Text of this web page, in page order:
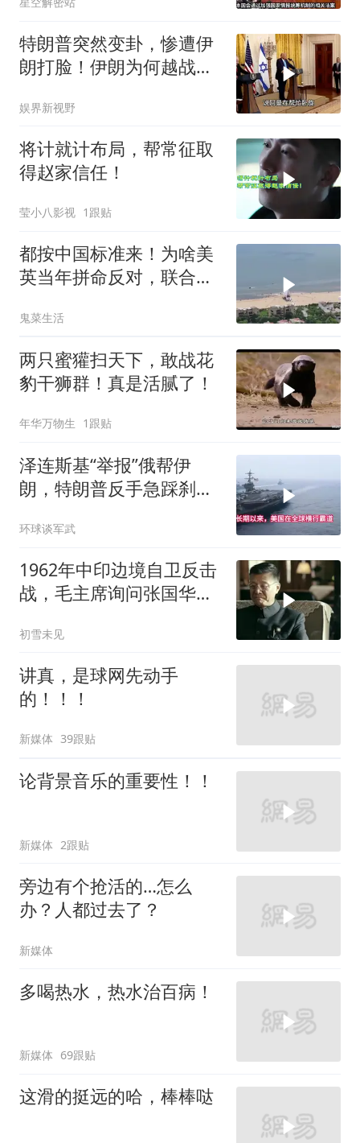
特朗普突然变卦，惨遭伊
朗打脸！伊朗为何越战越
娱界新视野
将计就计布局，帮常征取
得赵家信任！
莹小八影视 1跟贴
都按中国标准来！为啥美
英当年拼命反对，联合国
鬼菜生活
两只蜜獾扫天下，敢战花
豹干狮群！真是活腻了！
年华万物生 1跟贴
泽连斯基“举报”俄帮伊
朗，特朗普反手急踩刹
环球谈军武
1962年中印边境自卫反击
战，毛主席询问张国华能
初雪未见
讲真，是球网先动手
的！！！
新媒体 39跟贴
论背景音乐的重要性！！
新媒体 2跟贴
旁边有个抢活的…怎么
办？人都过去了？
新媒体
多喝热水，热水治百病！
新媒体 69跟贴
这滑的挺远的哈，棒棒哒